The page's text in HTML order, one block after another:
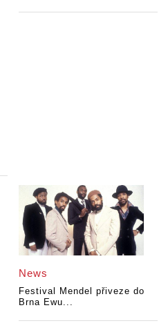
News
Festival Mendel přiveze do
Brna Ewu...